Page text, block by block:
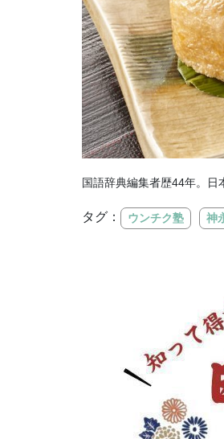
国語辞典編集者歴44年。日
タグ： ウンチク塾 神